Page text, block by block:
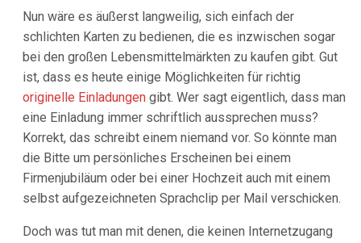
Nun wäre es äußerst langweilig, sich einfach der
schlichten Karten zu bedienen, die es inzwischen sogar
bei den großen Lebensmittelmärkten zu kaufen gibt. Gut
ist, dass es heute einige Möglichkeiten für richtig
originelle Einladungen gibt. Wer sagt eigentlich, dass man
eine Einladung immer schriftlich aussprechen muss?
Korrekt, das schreibt einem niemand vor. So könnte man
die Bitte um persönliches Erscheinen bei einem
Firmenjubiläum oder bei einer Hochzeit auch mit einem
selbst aufgezeichneten Sprachclip per Mail verschicken.
Doch was tut man mit denen, die keinen Internetzugang